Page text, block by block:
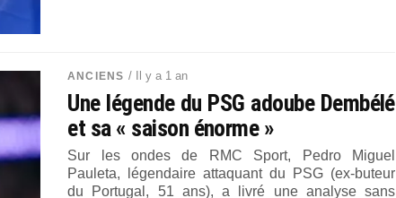
ANCIENS / Il y a 1 an
Une légende du PSG adoube Dembélé
et sa « saison énorme »
Sur les ondes de RMC Sport, Pedro Miguel
Pauleta, légendaire attaquant du PSG (ex-buteur
du Portugal, 51 ans), a livré une analyse sans